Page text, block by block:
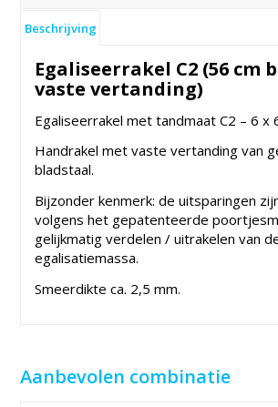
Beschrijving
Egaliseerrakel C2 (56 cm
vaste vertanding)
Egaliseerrakel met tandmaat C2 – 6 x
Handrakel met vaste vertanding van
bladstaal.
Bijzonder kenmerk: de uitsparingen
volgens het gepatenteerde
gelijkmatig verdelen / uitrakelen van
egalisatiemassa.
Smeerdikte ca. 2,5 mm.
Aanbevolen combinatie